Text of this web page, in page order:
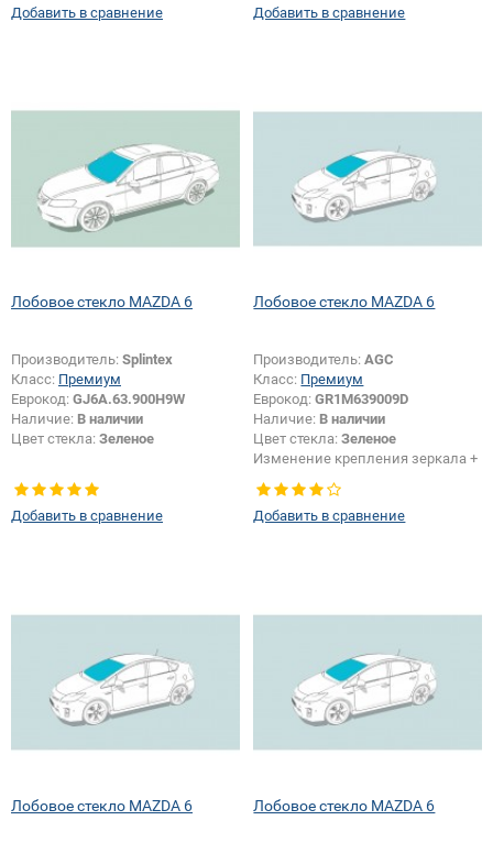
Добавить в сравнение Добавить в сравнение
Лобовое стекло MAZDA 6
Производитель: Splintex
Класс: Премиум
Еврокод: GJ6A.63.900H9W
Наличие: В наличии
Цвет стекла: Зеленое
Добавить в сравнение
Лобовое стекло MAZDA 6
Производитель:AGC
Класс: Премиум
Еврокод:GR1M639009D
Наличие: В наличии
Цвет стекла:Зеленое
Изменение крепления зеркала +
шелкографии:
Добавить в сравнение
Лобовое стекло MAZDA 6 Лобовое стекло MAZDA 6